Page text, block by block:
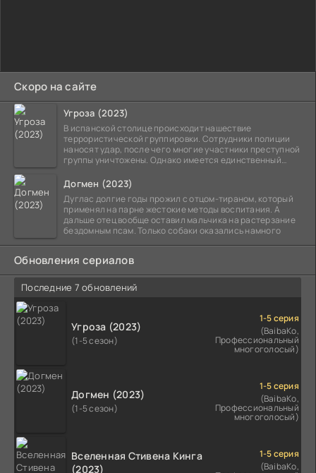
Скоро на сайте
Угроза (2023)
В испанской столице происходит нашествие
террористической группировки. Сотрудники полиции
наносят удар, после чего многие участники преступной
группы уничтожены. Однако имеется единственный
Догмен (2023)
Дуглас долгие годы прожил с отцом-тираном, который
применял на парне жестокие методы воспитания. А
дальше отец вообще оставил мальчика на растерзание
бездомным псам. Только собаки оказались намного
Обновления сериалов
Последние 7 обновлений
Угроза (2023)
(1-5 сезон)
1-5 серия
(BaibaKo,
Профессиональный
многоголосый)
Догмен (2023)
(1-5 сезон)
1-5 серия
(BaibaKo,
Профессиональный
многоголосый)
Вселенная Стивена Кинга
(2023)
1-5 серия
(BaibaKo,